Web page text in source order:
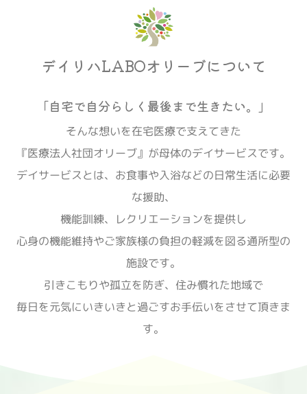
デイリハLABOオリーブについて
「自宅で自分らしく最後まで生きたい。」
そんな想いを在宅医療で支えてきた
『医療法人社団オリーブ』が母体のデイサービスです。
デイサービスとは、お食事や入浴などの日常生活に必要
な援助、
機能訓練、レクリエーションを提供し
心身の機能維持やご家族様の負担の軽減を図る通所型の
施設です。
引きこもりや孤立を防ぎ、住み慣れた地域で
毎日を元気にいきいきと過ごすお手伝いをさせて頂きま
す。